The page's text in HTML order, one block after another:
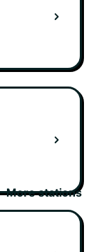
More stations